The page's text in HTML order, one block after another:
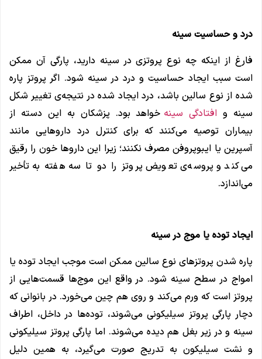
درد و حساسیت سینه
فارغ از اینکه چه نوع پروتزی در سینه دارید، پارگی آن ممکن
است سبب ایجاد حساسیت و درد در سینه شود. اگر پروتز پاره
شده از نوع سالین باشد، درد ایجاد شده در نتیجه‌ی تغییر شکل
سینه و افتادگی سینهخواهد‌ بود. پزشکان به این دسته از
بیماران توصیه می‌کنند که برای کنترل درد دارو‌هایی مانند
آسپرین یا ایبوپروفن مصرف نکنند؛ زیرا این دارو‌ها خون را رقیق
می‌کند و پروسه‌ی تعویض پروتز را دو تا سه هفته به تأخیر
می‌اندازد.
ایجاد توده یا موج در سینه
پاره شدن پروتزهای نوع سالین ممکن است موجب ایجاد توده یا
امواج در سطح سینه شود. در واقع این موج‌ها قسمت‌هایی از
پروتز است که ورم می‌کند و روی هم چین می‌خورد. در بانوانی که
دچار پارگی پروتز سیلیکونی می‌شوند، توده‌ها در داخل، اطراف
سینه و در زیر بغل هم دیده می‌‌شوند. اما پارگی پروتز سیلیکونی
و نشت سیلیکون به تدریج صورت می‌گیرد، به همین دلیل